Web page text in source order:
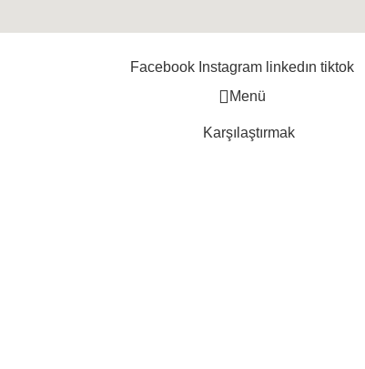
Facebook Instagram linkedın tiktok
Menü
Karşılaştırmak